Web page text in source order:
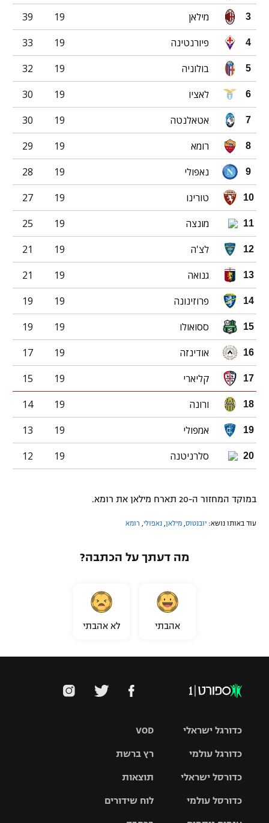
3 מילאן 19
39
4 פיורנטינה 19
33
5 בולוניה 19
32
6 לאציו 19
30
7 אטאלנטה 19
30
8 רומא 19
29
9 נאפולי 19
28
10 טורינו 19
27
11 מונצה 19
25
12 לצ'ה 19
21
13 גנואה 19
21
14 פרוזינונה 19
19
15 ססואולו 19
19
16 אודינזה 19
17
17 קליארי 19
15
18 ורונה 19
14
19 אמפולי 19
13
20 סלרניטנה 19
12
במוקד המחזור ה-20 תארח מילאן את רומא.
עוד באותו נושא: יובנטוס מילאן נאפולי רומא
מה דעתך על הכתבה?
אהבתי לא אהבתי
VOD
רץ ברשת
תוצאות
לוח שידורים
כדורגל ישראלי
גביע הטוטו
כדורגל עולמי
האלופות
כדורסל ישראלי
סל
כדורסל עולמי